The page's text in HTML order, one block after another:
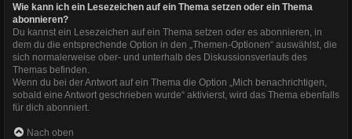
Wie kann ich ein Lesezeichen auf ein Thema setzen oder ein Thema
abonnieren?
Du kannst ein Lesezeichen auf ein Thema setzen oder es abonnieren, in
dem du die entsprechende Option in den „Themen-Optionen“ auswählst, die
sich normalerweise ober- und unterhalb des Diskussionsverlaufs des
Themas befinden.
Wenn du bei der Antwort auf ein Thema die Option „Mich benachrichtigen,
sobald eine Antwort geschrieben wurde“ aktivierst, wird das Thema ebenfalls
für dich abonniert.
Nach oben